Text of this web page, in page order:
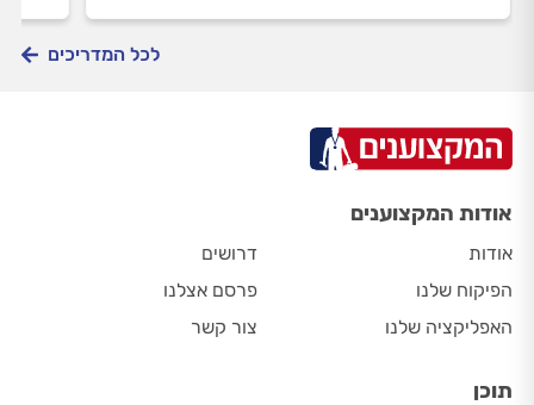
דרך
לכל המדריכים
אודות המקצוענים
אודות
הפיקוח שלנו
האפליקציה שלנו
דרושים
פרסם אצלנו
צור קשר
תוכן